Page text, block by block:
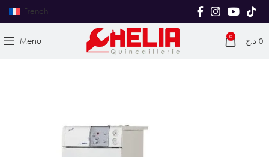
French
Menu 0 0 د.ج